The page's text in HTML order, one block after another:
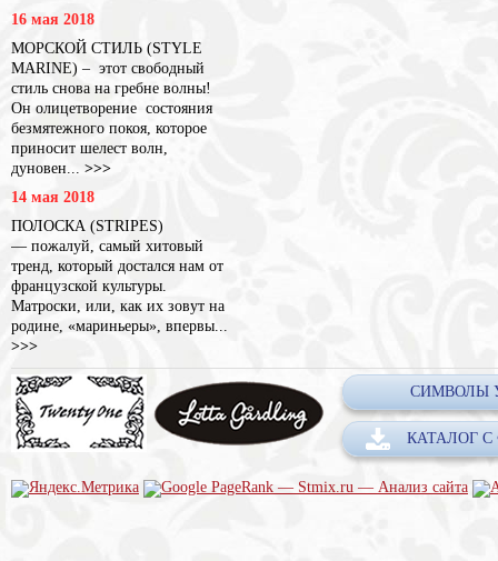
16 мая 2018
МОРСКОЙ СТИЛЬ (STYLE
MARINE) – этот свободный
стиль снова на гребне волны!
Он олицетворение состояния
безмятежного покоя, которое
приносит шелест волн,
дуновен... >>>
14 мая 2018
ПОЛОСКА (STRIPES)
— пожалуй, самый хитовый
тренд, который достался нам от
французской культуры.
Матроски, или, как их зовут на
родине, «мариньеры», впервы...
>>>
СИМВОЛЫ
КАТАЛОГ